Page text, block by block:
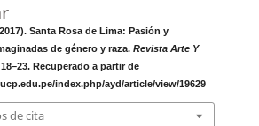
Santa Rosa de Lima: Pasión y
de género y raza. Revista Arte Y
Recuperado a partir de
index.php/ayd/article/view/19629
de cita